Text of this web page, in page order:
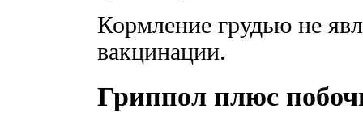
Кормление грудью не
вакцинации.
Гриппол плюс